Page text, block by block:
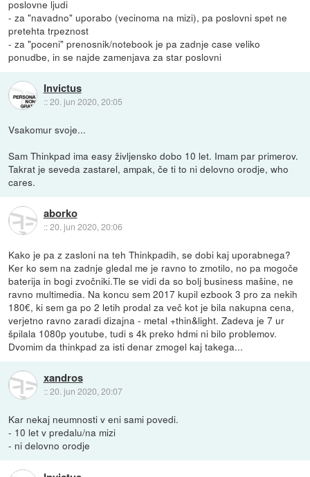
poslovne ljudi
- za "navadno" uporabo (vecinoma na mizi), pa poslovni spet ne
pretehta trpeznost
- za "poceni" prenosnik/notebook je pa zadnje case veliko
ponudbe, in se najde zamenjava za star poslovni
Invictus
::20. jun 2020, 20:05
Vsakomur svoje...
Sam Thinkpad ima easy življensko dobo 10 let. Imam par primerov.
Takrat je seveda zastarel, ampak, če ti to ni delovno orodje, who
cares.
aborko
::20. jun 2020, 20:06
Kako je pa z zasloni na teh Thinkpadih, se dobi kaj uporabnega?
Ker ko sem na zadnje gledal me je ravno to zmotilo, no pa mogoče
baterija in bogi zvočniki.Tle se vidi da so bolj business mašine, ne
ravno multimedia. Na koncu sem 2017 kupil ezbook 3 pro za nekih
180€, ki sem ga po 2 letih prodal za več kot je bila nakupna cena,
verjetno ravno zaradi dizajna - metal +thin&light. Zadeva je 7 ur
špilala 1080p youtube, tudi s 4k preko hdmi ni bilo problemov.
Dvomim da thinkpad za isti denar zmogel kaj takega...
xandros
::20. jun 2020, 20:07
Kar nekaj neumnosti v eni sami povedi.
- 10 let v predalu/na mizi
- ni delovno orodje